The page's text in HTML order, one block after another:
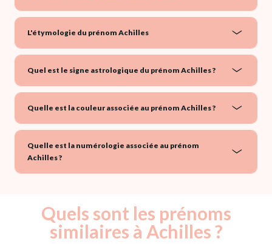
L'étymologie du prénom Achilles
Quel est le signe astrologique du prénom Achilles ?
Quelle est la couleur associée au prénom Achilles ?
Quelle est la numérologie associée au prénom
Achilles ?
Quels sont les prénoms
similaires à Achilles ?